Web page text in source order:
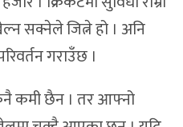
सक्नेले जित्ने हो । अनि
गराउँछ ।
कमी छैन । तर आफ्नो